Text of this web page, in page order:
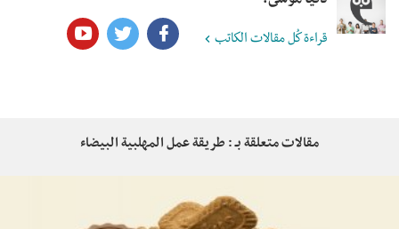
قراءة كُل مقالات الكاتب
مقالات متعلقة بـ : طريقة عمل المهلبية البيضاء